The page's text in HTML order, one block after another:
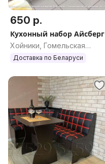
650 р.
Кухонный набор Айсберг
Хойники, Гомельская
область
Доставка по Беларуси